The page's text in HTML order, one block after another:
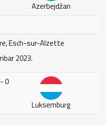
Azerbejdžan
Esch-sur-Alzette
2023.
0
Luksemburg